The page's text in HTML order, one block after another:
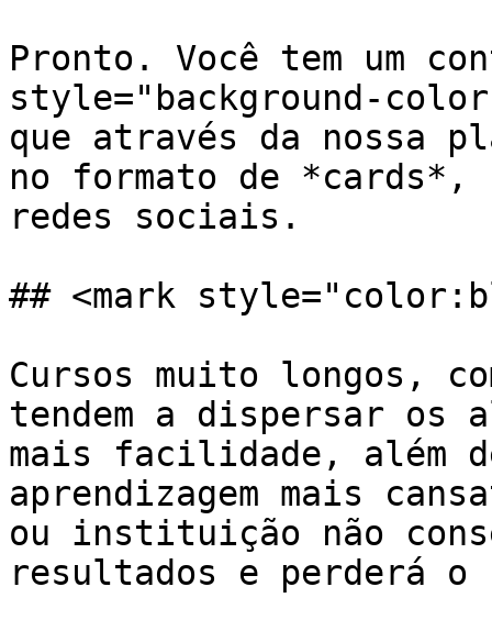
Pronto. Você tem um
style="background-
que através da nossa
no formato de *cards*,
redes sociais.
## <mark
Cursos muito longos,
tendem a dispersar os
mais facilidade, além
aprendizagem mais
ou instituição não
resultados e perderá